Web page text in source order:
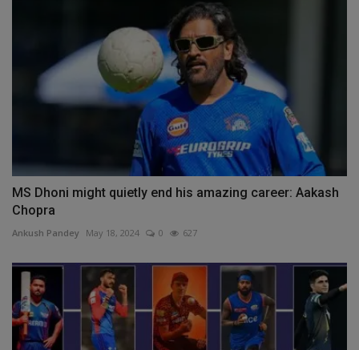
MS Dhoni might quietly end his amazing career: Aakash
Chopra
Ankush Pandey May 18, 2024 0 627